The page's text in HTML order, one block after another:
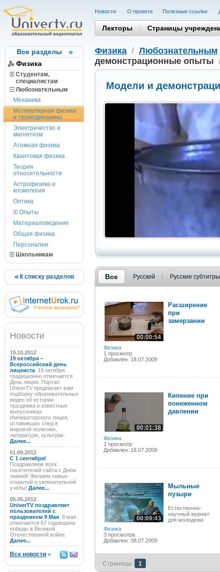
Все разделы
Физика
Студентам,
cпециалистам
Любознательным
Механика
Молекулярная физика
и термодинамика
Электричество и
магнетизм
Атомная физика
Квантовая физика
Теория
относительности
Астрофизика и
космология
Оптика
Опыты
Материаловедение
Общая физика
Персоналии
Школьникам
К списку разделов
Новости
19.10.2012
19 октября –
Всероссийский день
лицеиста 19 октября
традиционно отмечается
День лицея. Портал
UniverTV предлагает вам
подборку образовательных
видео об истории
праздника и известных
выпускниках
Императорского лицея,
оставивших след в
мировой политике,
литературе, культуре.
Далее...
01.09.2012
C 1 сентября!
Поздравляем всех
посетителей сайта с Днём
знаний! Желаем новых
открытий и увлекательной
учёбы! Далее...
05.05.2012
UniverTV поздравляет
пользователей с
праздником 9 Мая 9 мая
отмечается 67 годовщина
победы в Великой
Отечественной войне.
Далее...
Все новости »
Новости О проекте Полезные cсылки
Лекторы Страницы
Физика / Любознательным
демонстрационные опыты
Модели и
Все Русский Русские субтитры
00:00:54
Физика
1 просмотр
Добавлен: 18.07.2009
Расширение
при
замерзании
00:01:38
Физика
1 просмотр
Добавлен: 18.07.2009
Кипение при
понеженном
давлении
00:09:43
Физика
3 просмотра
Добавлен: 08.07.2009
Мыльные
пузыри
Естественно-
научный журнал
для молодежи
Страницы: 1